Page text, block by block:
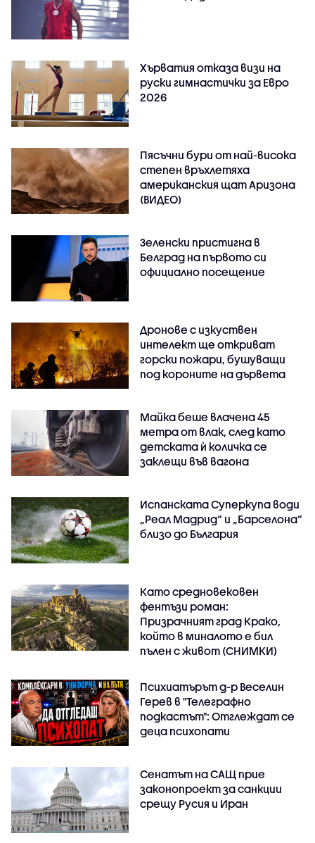
Хърватия отказа визи на
руски гимнастички за Евро
2026
Пясъчни бури от най-висока
степен връхлетяха
американския щат Аризона
(ВИДЕО)
Зеленски пристигна в
Белград на първото си
официално посещение
Дронове с изкуствен
интелект ще откриват
горски пожари, бушуващи
под короните на дървета
Майка беше влачена 45
метра от влак, след като
детската ѝ количка се
заклещи във вагона
Испанската Суперкупа води
„Реал Мадрид“ и „Барселона“
близо до България
Като средновековен
фентъзи роман:
Призрачният град Крако,
който в миналото е бил
пълен с живот (СНИМКИ)
Психиатърът д-р Веселин
Герев в "Телеграфно
подкастът": Отглеждат се
деца психопати
Сенатът на САЩ прие
законопроект за санкции
срещу Русия и Иран